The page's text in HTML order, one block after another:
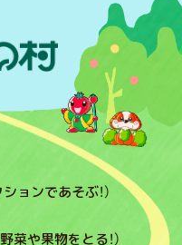
ョンであそぶ！）
菜や果物をとる！）